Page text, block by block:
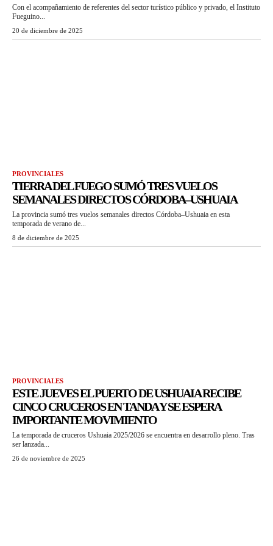
Con el acompañamiento de referentes del sector turístico público y privado, el Instituto
Fueguino...
20 de diciembre de 2025
PROVINCIALES
TIERRA DEL FUEGO SUMÓ TRES VUELOS
SEMANALES DIRECTOS CÓRDOBA–USHUAIA
La provincia sumó tres vuelos semanales directos Córdoba–Ushuaia en esta
temporada de verano de...
8 de diciembre de 2025
PROVINCIALES
ESTE JUEVES EL PUERTO DE USHUAIA RECIBE
CINCO CRUCEROS EN TANDA Y SE ESPERA
IMPORTANTE MOVIMIENTO
La temporada de cruceros Ushuaia 2025/2026 se encuentra en desarrollo pleno. Tras
ser lanzada...
26 de noviembre de 2025